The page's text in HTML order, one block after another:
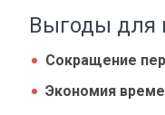
Выгоды для
Сокращение
Экономия